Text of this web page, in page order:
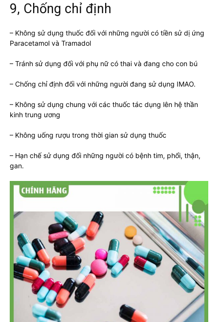
9, Chống chỉ định
– Không sử dụng thuốc đối với những người có tiền sử dị ứng
Paracetamol và Tramadol
– Tránh sử dụng đối với phụ nữ có thai và đang cho con bú
– Chống chỉ định đối với những người đang sử dụng IMAO.
– Không sử dụng chung với các thuốc tác dụng lên hệ thần
kinh trung ương
– Không uống rượu trong thời gian sử dụng thuốc
– Hạn chế sử dụng đối những người có bệnh tim, phổi, thận,
gan.